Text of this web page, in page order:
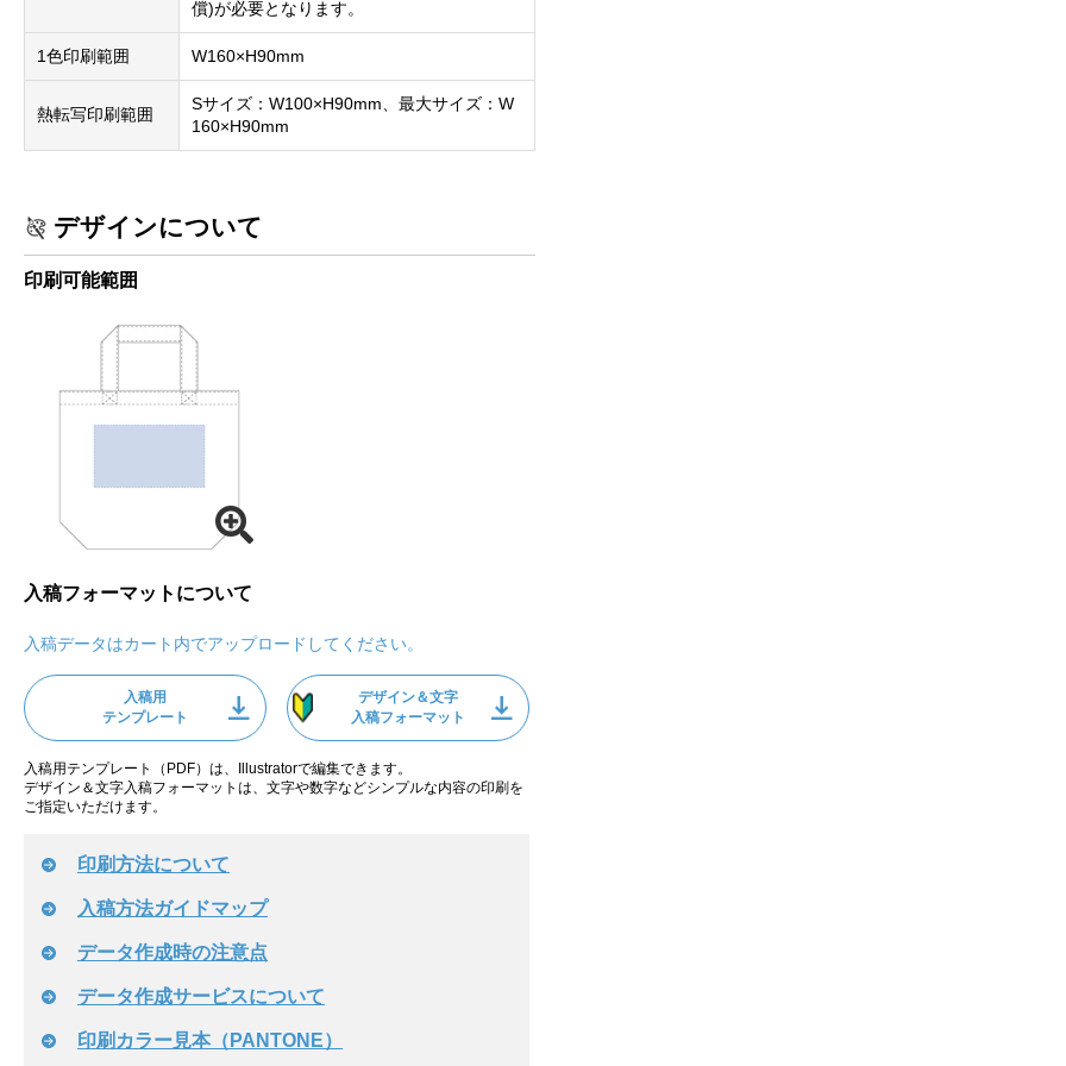
償)が必要となります。
1色印刷範囲 W160×H90mm
熱転写印刷範囲
Sサイズ：W100×H90mm、最大サイズ：W
160×H90mm
デザインについて
印刷可能範囲
入稿フォーマットについて
入稿データはカート内でアップロードしてください。
入稿用
テンプレート
デザイン＆文字
入稿フォーマット
入稿用テンプレート（PDF）は、Illustratorで編集できます。
デザイン＆文字入稿フォーマットは、文字や数字などシンプルな内容の印刷を
ご指定いただけます。
印刷方法について
入稿方法ガイドマップ
データ作成時の注意点
データ作成サービスについて
印刷カラー見本（PANTONE）